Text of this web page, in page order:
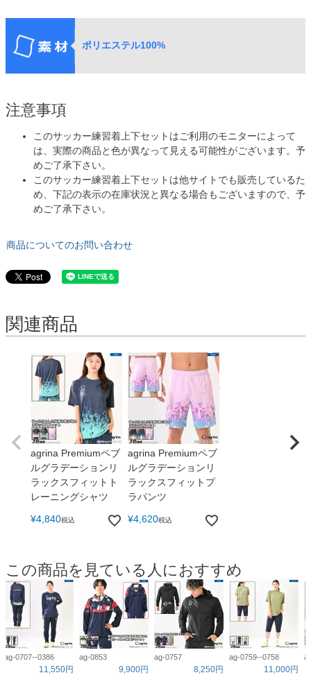
ポリエステル100%
注意事項
このサッカー練習着上下セットはご利用のモニターによって
は、実際の商品と色が異なって見える可能性がございます。予
めご了承下さい。
このサッカー練習着上下セットは他サイトでも販売しているた
め、下記の表示の在庫状況と異なる場合もございますので、予
めご了承下さい。
商品についてのお問い合わせ
関連商品
agrina Premiumペブ
ルグラデーションリ
ラックスフィットト
レーニングシャツ
¥4,840税込
agrina Premiumペブ
ルグラデーションリ
ラックスフィットプ
ラパンツ
¥4,620税込
この商品を見ている人におすすめ
ag-0707--0386
11,550円
ag-0853
9,900円
ag-0757
8,250円
ag-0759--0758
11,000円